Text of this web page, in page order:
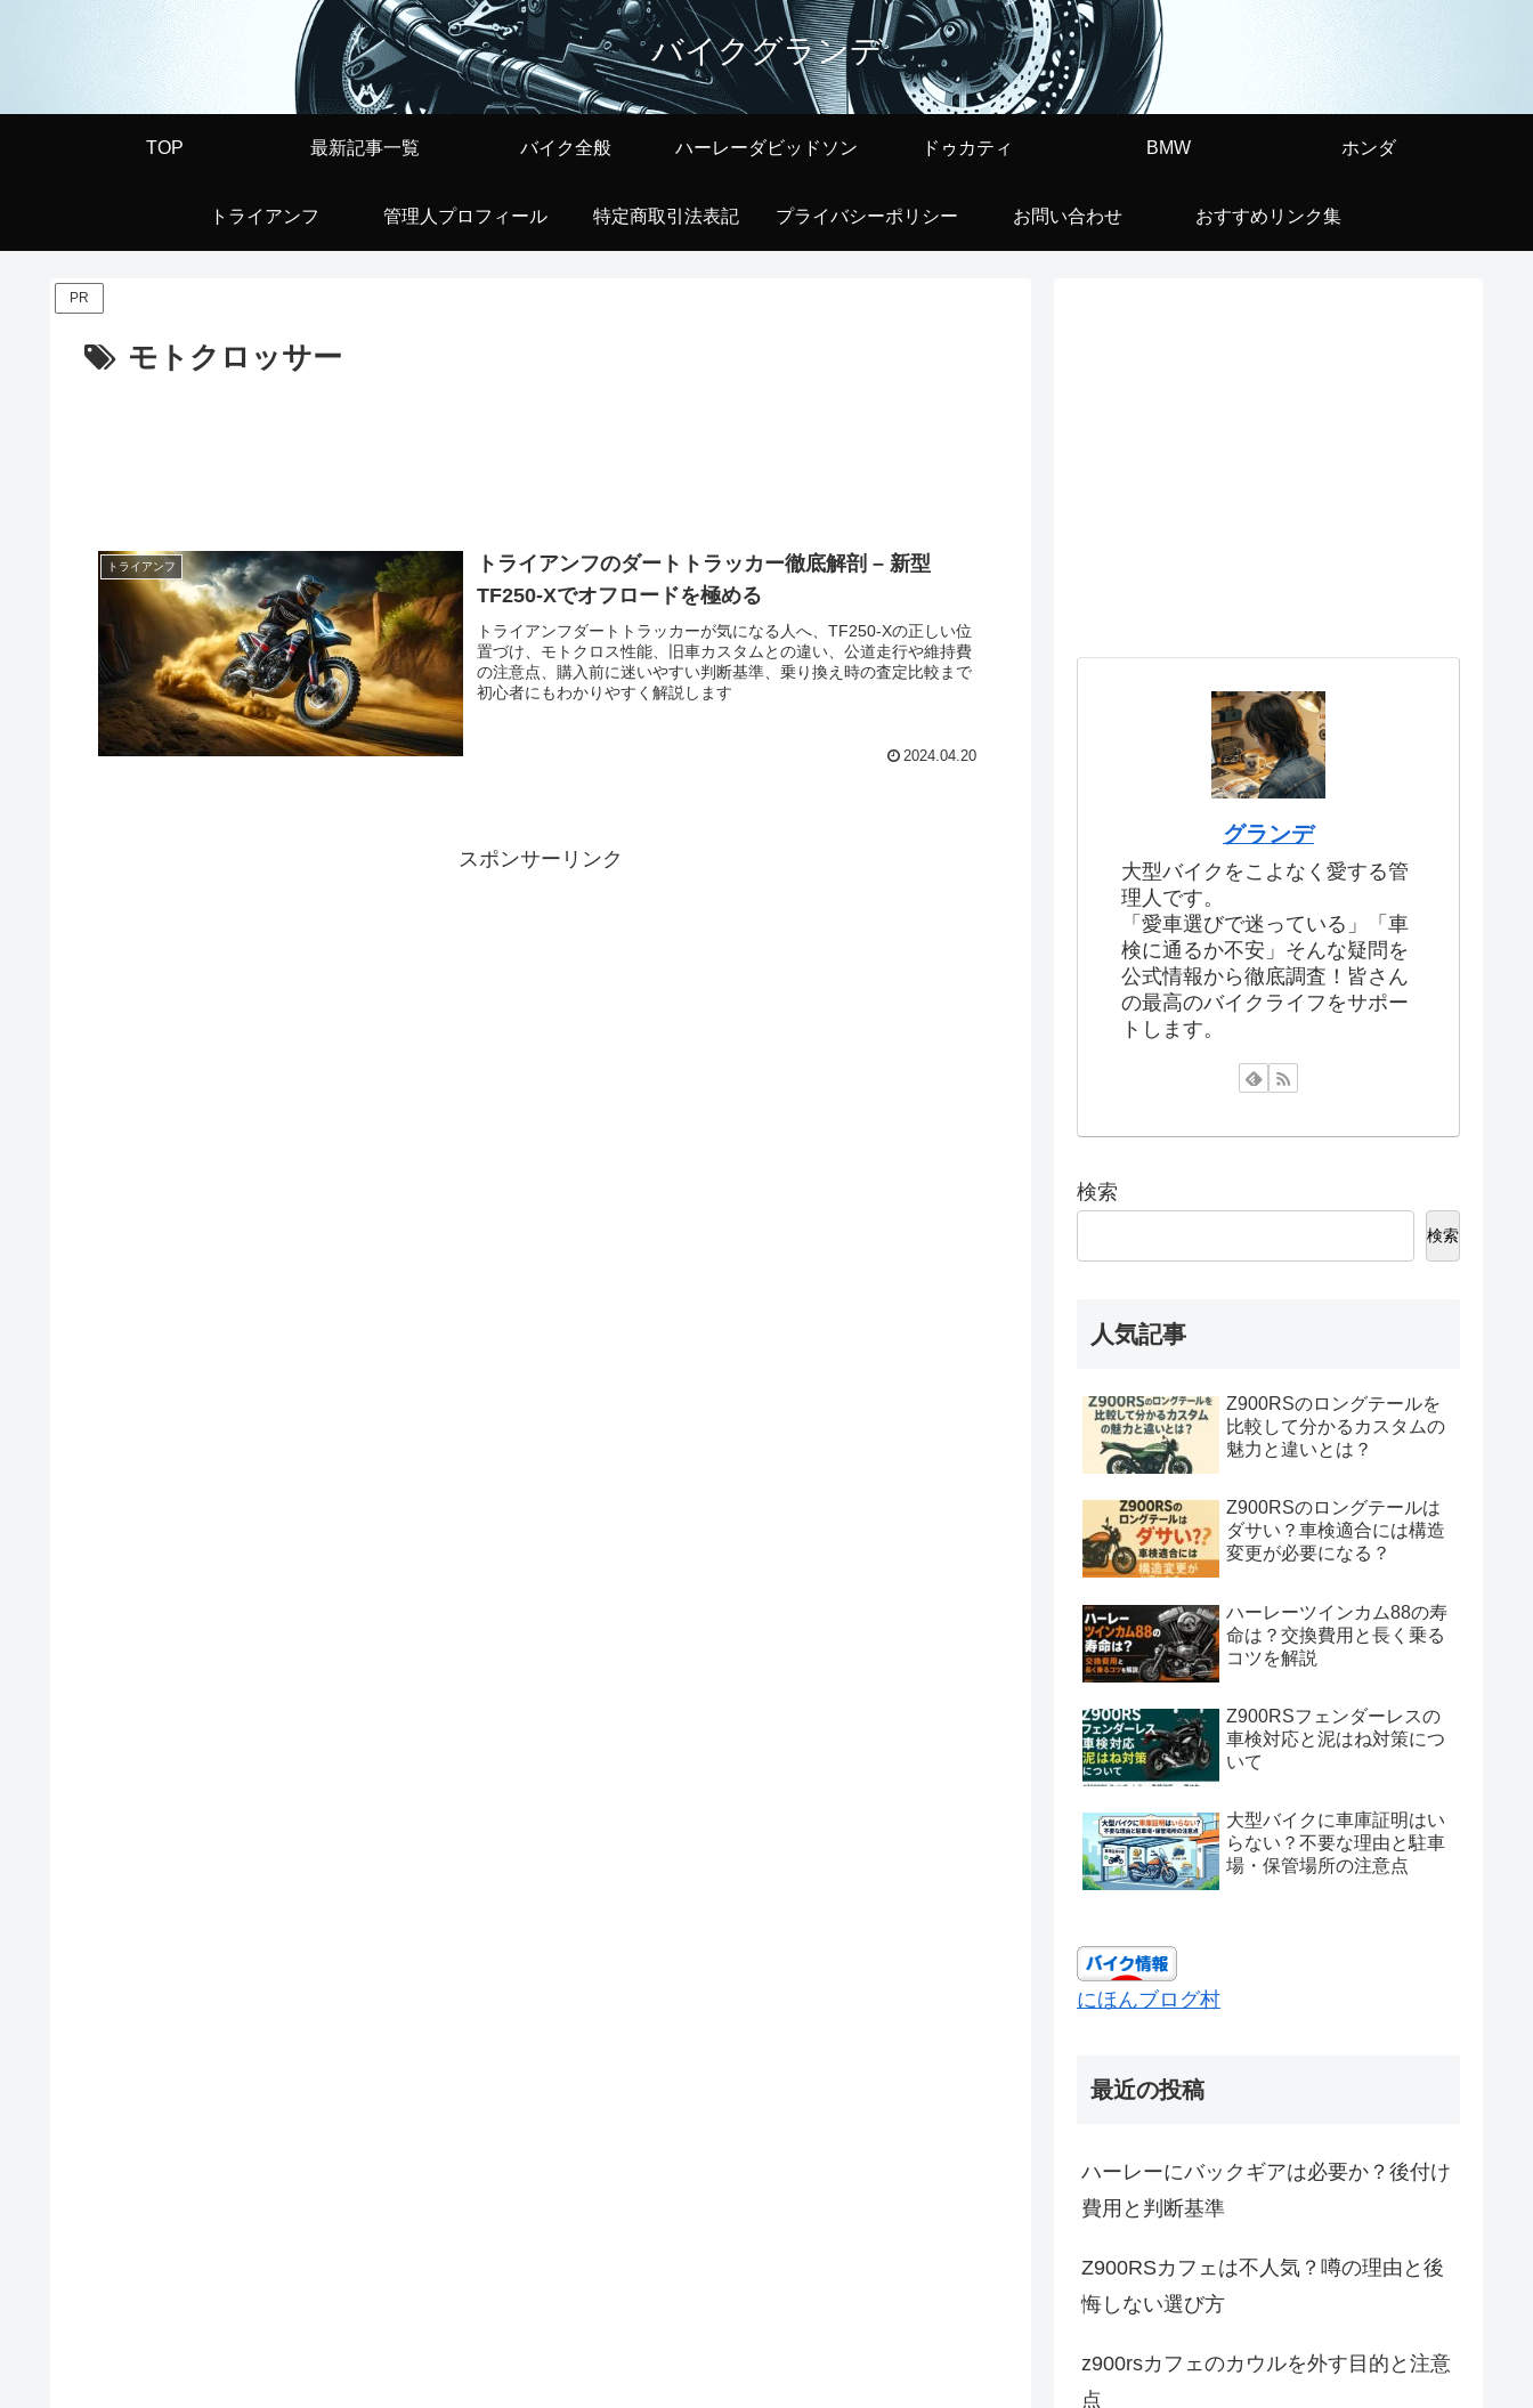
バイクグランデ
TOP 最新記事一覧 バイク全般 ハーレーダビッドソン ドゥカティ BMW ホンダ
トライアンフ 管理人プロフィール 特定商取引法表記 プライバシーポリシー お問い合わせ おすすめリンク集
PR
モトクロッサー
トライアンフ
トライアンフのダートトラッカー徹底解剖 – 新型
TF250-Xでオフロードを極める
トライアンフダートトラッカーが気になる人へ、TF250-Xの正しい位
置づけ、モトクロス性能、旧車カスタムとの違い、公道走行や維持費
の注意点、購入前に迷いやすい判断基準、乗り換え時の査定比較まで
初心者にもわかりやすく解説します
2024.04.20
スポンサーリンク
グランデ
大型バイクをこよなく愛する管
理人です。
「愛車選びで迷っている」「車
検に通るか不安」そんな疑問を
公式情報から徹底調査！皆さん
の最高のバイクライフをサポー
トします。
検索
検索
人気記事
Z900RSのロングテールを
比較して分かるカスタムの
魅力と違いとは？
Z900RSのロングテールは
ダサい？車検適合には構造
変更が必要になる？
ハーレーツインカム88の寿
命は？交換費用と長く乗る
コツを解説
Z900RSフェンダーレスの
車検対応と泥はね対策につ
いて
大型バイクに車庫証明はい
らない？不要な理由と駐車
場・保管場所の注意点
にほんブログ村
最近の投稿
ハーレーにバックギアは必要か？後付け
費用と判断基準
Z900RSカフェは不人気？噂の理由と後
悔しない選び方
z900rsカフェのカウルを外す目的と注意
点